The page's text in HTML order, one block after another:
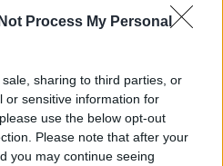
Process My Personal
sharing to third parties, or
or sensitive information for
use the below opt-out
Please note that after your
you may continue seeing